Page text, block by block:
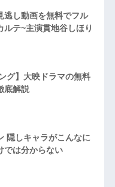
逃し動画を無料でフル
テ~主演貫地谷しほり
グ】大映ドラマの無料
底解説
隠しキャラがこんなに
では分からない